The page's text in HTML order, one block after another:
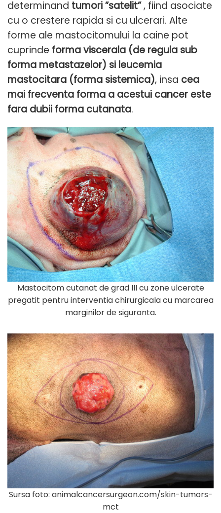
determinand tumori ”satelit”, fiind asociate
cu o crestere rapida si cu ulcerari. Alte
forme ale mastocitomului la caine pot
cuprinde forma viscerala (de regula sub
forma metastazelor) si leucemia
mastocitara (forma sistemica), insa cea
mai frecventa forma a acestui cancer este
fara dubii forma cutanata.
Mastocitom cutanat de grad III cu zone ulcerate
pregatit pentru interventia chirurgicala cu marcarea
marginilor de siguranta.
Sursa foto: animalcancersurgeon.com/skin-tumors-
mct